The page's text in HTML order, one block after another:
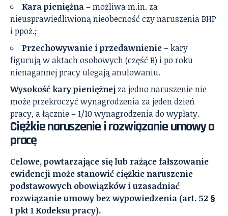
Kara pieniężna– możliwa m.in. za
nieusprawiedliwioną nieobecność czy naruszenia BHP
i ppoż.;
Przechowywanie i przedawnienie– kary
figurują w aktach osobowych (część B) i po roku
nienagannej pracy ulegają anulowaniu.
Wysokość kary pieniężnej za jedno naruszenie nie
może przekroczyć wynagrodzenia za jeden dzień
pracy, a łącznie – 1/10 wynagrodzenia do wypłaty.
Ciężkie naruszenie i rozwiązanie umowy o
pracę
Celowe, powtarzające się lub rażące fałszowanie
ewidencji może stanowić ciężkie naruszenie
podstawowych obowiązków i uzasadniać
rozwiązanie umowy bez wypowiedzenia (art. 52 §
1 pkt 1 Kodeksu pracy).